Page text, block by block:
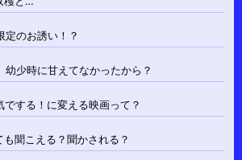
定のお誘い！？
幼少時に甘えてなかったから？
する！に変える映画って？
聞こえる？聞かされる？